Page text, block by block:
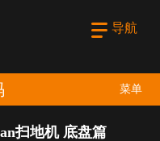
导航
菜单
扫地机 底盘篇